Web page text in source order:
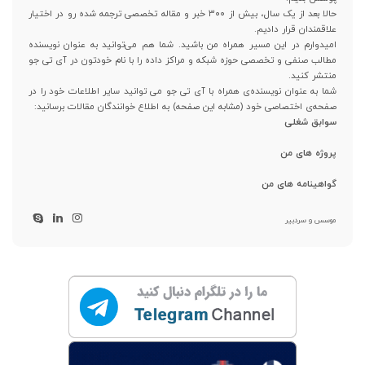
حالا بعد از یک سال، بیش از ۳۰۰ خبر و مقاله تخصصی ترجمه شده رو در اختیار
علاقمندان قرار دادیم.
امیدوارم در این مسیر همراه من باشید. شما هم می‌توانید به عنوان نویسنده
مطالب صنفی و تخصصی حوزه شبکه و مراکز داده را با نام خودتون در آی تی جو
منتشر کنید.
شما به عنوان نویسنده‌ی همراه با آی تی جو می توانید سایر اطلاعات خود را در
صفحه‌ی اختصاصی خود (مشابه این صفحه) به اطلاع خوانندگان مقالات برسانید:
سوابق شغلی
پروژه های من
گواهینامه های من
موسس و سردبیر